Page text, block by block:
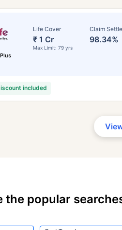
Life Cover
₹ 1 Cr
Max Limit: 79 yrs
Claim
98.34%
included
the popular